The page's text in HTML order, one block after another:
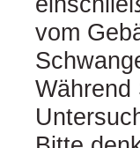
vom
Während